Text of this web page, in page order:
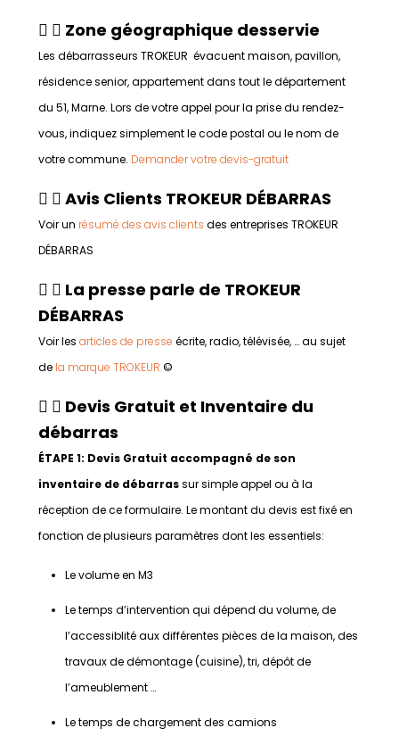
Zone géographique desservie
Les débarrasseurs TROKEUR évacuent maison, pavillon,
résidence senior, appartement dans tout le département
du 51, Marne. Lors de votre appel pour la prise du rendez-
vous, indiquez simplement le code postal ou le nom de
votre commune. Demander votre devis-gratuit
Avis Clients TROKEUR DÉBARRAS
Voir un résumé des avis clients des entreprises TROKEUR
DÉBARRAS
La presse parle de TROKEUR
DÉBARRAS
Voir les articles de presse écrite, radio, télévisée, … au sujet
de la marque TROKEUR ©
Devis Gratuit et Inventaire du
débarras
ÉTAPE 1: Devis Gratuit accompagné de son
inventaire de débarrassur simple appel ou à la
réception de ce formulaire. Le montant du devis est fixé en
fonction de plusieurs paramètres dont les essentiels:
Le volume en M3
Le temps d’intervention qui dépend du volume, de
l’accessiblité aux différentes pièces de la maison, des
travaux de démontage (cuisine), tri, dépôt de
l’ameublement …
Le temps de chargement des camions